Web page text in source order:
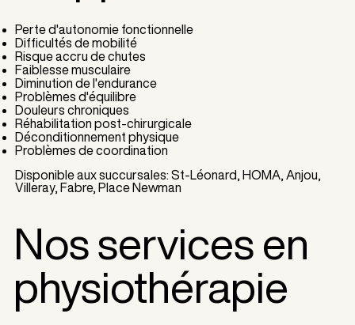
Perte d'autonomie fonctionnelle
Difficultés de mobilité
Risque accru de chutes
Faiblesse musculaire
Diminution de l'endurance
Problèmes d'équilibre
Douleurs chroniques
Réhabilitation post-chirurgicale
Déconditionnement physique
Problèmes de coordination
Disponible aux succursales: St-Léonard, HOMA, Anjou,
Villeray, Fabre, Place Newman
Nos services en
physiothérapie